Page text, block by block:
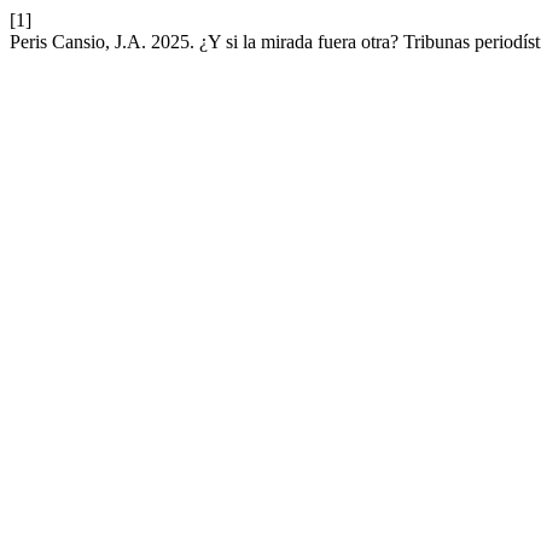
[1]
Peris Cansio, J.A. 2025. ¿Y si la mirada fuera otra? Tribunas